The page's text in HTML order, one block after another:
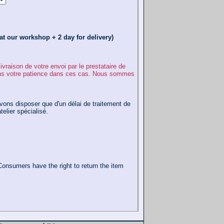
our workshop + 2 day for delivery)
de votre envoi par le prestataire de
votre patience dans ces cas. Nous sommes
disposer que d'un délai de traitement de
spécialisé.
have the right to return the item